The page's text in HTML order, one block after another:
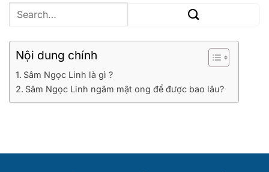
Nội dung chính
Sâm Ngọc Linh là gì ?
Sâm Ngọc Linh ngâm mật ong để được bao lâu?